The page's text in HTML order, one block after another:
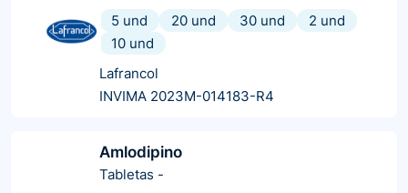
5 und
20 und 30 und
2 und
10 und
Lafrancol
INVIMA 2023M-014183-R4
Amlodipino
Tabletas -